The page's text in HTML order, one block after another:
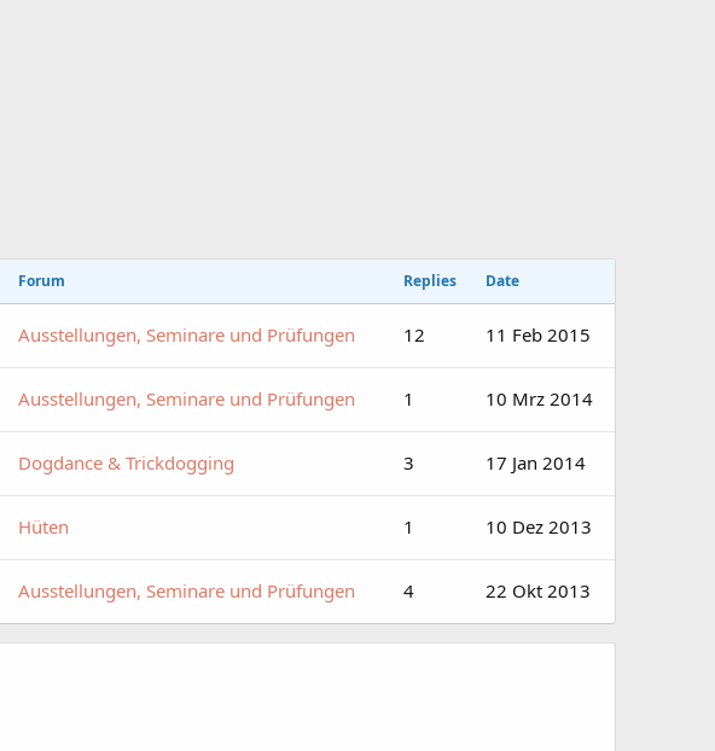
Forum Replies Date
Ausstellungen, Seminare und Prüfungen 12 11 Feb 2015
Ausstellungen, Seminare und Prüfungen 1 10 Mrz 2014
Dogdance & Trickdogging 3 17 Jan 2014
Hüten 1 10 Dez 2013
Ausstellungen, Seminare und Prüfungen 4 22 Okt 2013